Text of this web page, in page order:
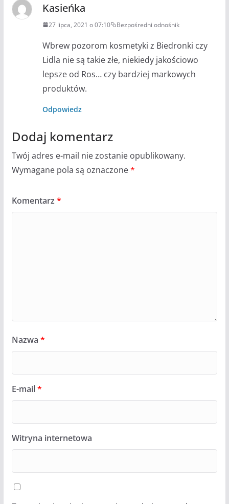
Kasieńka
27 lipca, 2021 o 07:10 Bezpośredni odnośnik
Wbrew pozorom kosmetyki z Biedronki czy
Lidla nie są takie złe, niekiedy jakościowo
lepsze od Ros… czy bardziej markowych
produktów.
Odpowiedz
Dodaj komentarz
Twój adres e-mail nie zostanie opublikowany.
Wymagane pola są oznaczone*
Komentarz *
Nazwa *
E-mail*
Witryna internetowa